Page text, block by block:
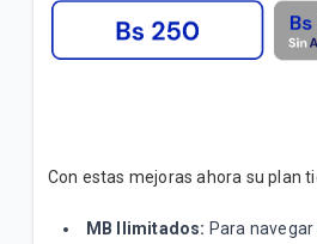
Con estas mejoras ahora su plan
MB Ilimitados: Para navegar